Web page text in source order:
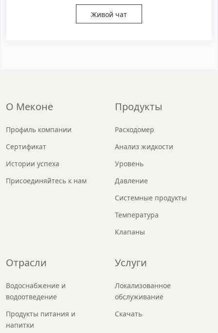
Живой чат
О Меконе
Профиль компании
Сертификат
Истории успеха
Присоединяйтесь к нам
Продукты
Расходомер
Анализ жидкости
Уровень
Давление
Системные продукты
Температура
Клапаны
Отрасли
Водоснабжение и
водоотведение
Продукты питания и
напитки
Услуги
Локализованное
обслуживание
Скачать